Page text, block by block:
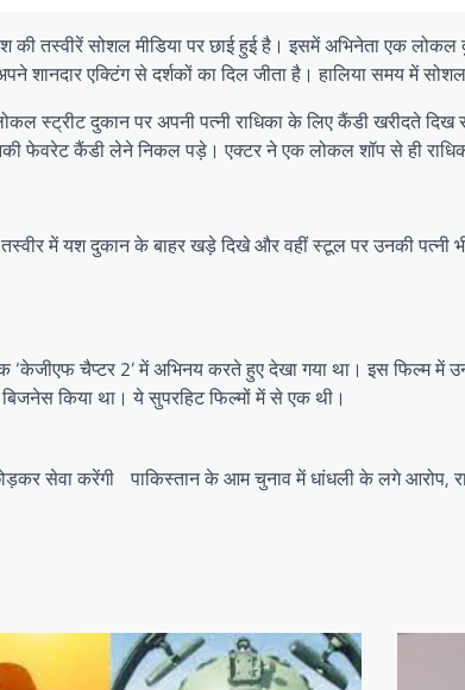
तस्वीरें सोशल मीडिया पर छाई हुई है। इसमें अभिनेता एक
एक्टिंग से दर्शकों का दिल जीता है। हालिया समय में सोशल
स्ट्रीट दुकान पर अपनी पत्नी राधिका के लिए कैंडी खरीदते
फेवरेट कैंडी लेने निकल पड़े। एक्टर ने एक लोकल शॉप से ही
में यश दुकान के बाहर खड़े दिखे और वहीं स्टूल पर उनकी
चैप्टर 2’ में अभिनय करते हुए देखा गया था। इस फिल्म में
किया था। ये सुपरहिट फिल्मों में से एक थी।
सेवा करेंगी पाकिस्तान के आम चुनाव में धांधली के लगे आरोप,